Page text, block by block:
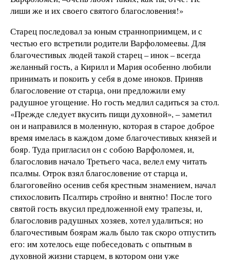
лиши же и их своего святого благословения!»
Старец последовал за юным странноприимцем, и с
честью его встретили родители Варфоломеевы. Для
благочестивых людей такой старец – инок – всегда
желанный гость, а Кирилл и Мария особенно любили
принимать и покоить у себя в доме иноков. Приняв
благословение от старца, они предложили ему
радушное угощение. Но гость медлил садиться за стол.
«Прежде следует вкусить пищи духовной», – заметил
он и направился в моленную, которая в старое доброе
время имелась в каждом доме благочестивых князей и
бояр. Туда пригласил он с собою Варфоломея, и,
благословив начало Третьего часа, велел ему читать
псалмы. Отрок взял благословение от старца и,
благоговейно осенив себя крестным знамением, начал
стихословить Псалтирь стройно и внятно! После того
святой гость вкусил предложенной ему трапезы, и,
благословив радушных хозяев, хотел удалиться; но
благочестивым боярам жаль было так скоро отпустить
его: им хотелось еще побеседовать с опытным в
духовной жизни старцем, в котором они уже